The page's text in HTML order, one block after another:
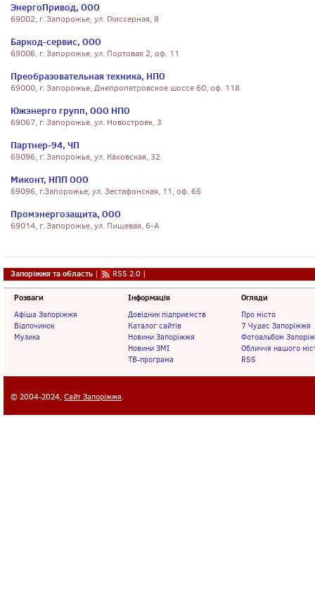
ЭнергоПривод, ООО
69002, г. Запорожье, ул. Глиссерная, 8
Баркод-сервис, ООО
69006, г. Запорожье, ул. Портовая 2, оф. 11
Преобразовательная техника, НПО
69000, г. Запорожье, Днепропетровское шоссе 60, оф. 118
Южэнерго групп, ООО НПО
69067, г. Запорожье, ул. Новостроек, 3
Партнер-94, ЧП
69096, г. Запорожье, ул. Каховская, 32
Миконт, НПП ООО
69096, г.Запорожье, ул. Зестафонская, 11, оф. 65
Промэнергозащита, ООО
69014, г. Запорожье, ул. Пищевая, 6-А
Запоріжжя та область | RSS 2.0 |
Розваги
Афіша Запоріжжя
Відпочинок
Музика
Інформація
Довідник підприємств
Каталог сайтів
Новини Запоріжжя
Новини ЗМІ
ТВ-програма
Огляди
Про місто
7 Чудес Запоріжжя
Фотоальбом
Обличчя нашого
RSS
© 2004-2024, Сайт Запоріжжя.